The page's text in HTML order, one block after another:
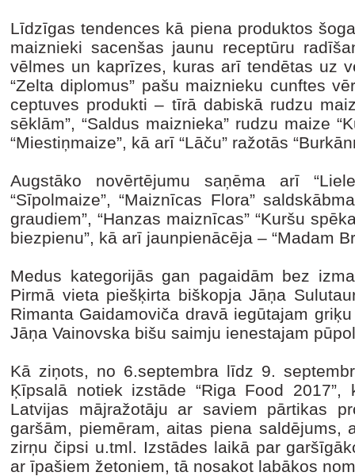
Līdzīgas tendences kā piena produktos
maiznieki sacenšas jaunu receptūru
vēlmes un kaprīzes, kuras arī tendētas uz
“Zelta diplomus” pašu maiznieku cunftes
ceptuves produkti – tīrā dabiskā rudzu
sēklām”, “Saldus maiznieka” rudzu maize
“Miestiņmaize”, kā arī “Lāču” ražotās
Augstāko novērtējumu saņēma arī
“Sīpolmaize”, “Maiznīcas Flora”
graudiem”, “Hanzas maiznīcas” “Kuršu
biezpienu”, kā arī jaunpienācēja – “Madam
Medus kategorijās gan pagaidām bez
Pirmā vieta piešķirta biškopja Jāņa
Rimanta Gaidamoviča dravā iegūtajam
Jāņa Vainovska bišu saimju ienestajam
Kā ziņots, no 6.septembra līdz 9.
Ķīpsalā notiek izstāde “Riga Food
Latvijas mājražotāju ar saviem pārtikas
garšām, piemēram, aitas piena saldējums,
zirņu čipsi u.tml. Izstādes laikā par
ar īpašiem žetoniem, tā nosakot labākos